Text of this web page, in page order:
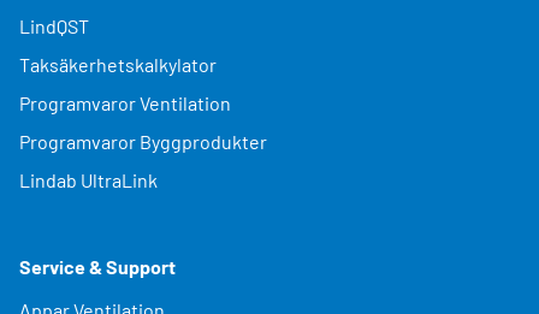
LindQST
Taksäkerhetskalkylator
Programvaror Ventilation
Programvaror Byggprodukter
Lindab UltraLink
Service & Support